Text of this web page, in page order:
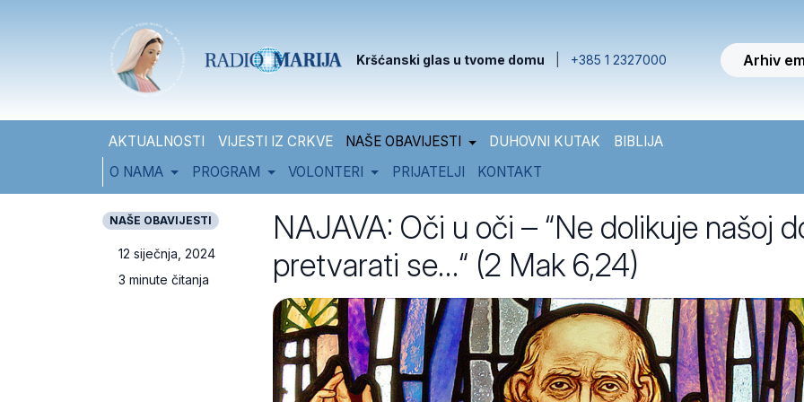
Kršćanski glas u tvome domu +385 1 2327000 Arhiv
AKTUALNOSTI VIJESTI IZ CRKVE NAŠE OBAVIJESTI DUHOVNI KUTAK
BIBLIJA
O NAMA
PROGRAM VOLONTERI PRIJATELJI KONTAKT
NAŠE OBAVIJESTI
12 siječnja, 2024
3 minute čitanja
NAJAVA: Oči u oči – “Ne dolikuje našoj
pretvarati se…“ (2 Mak 6,24)